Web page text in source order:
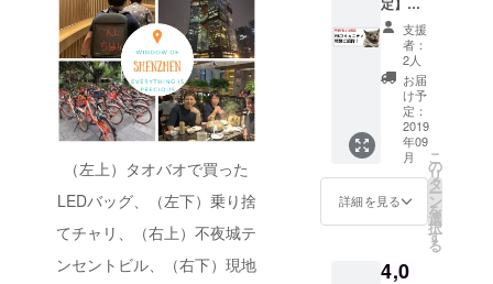
（左上）タオバオで買った
LEDバッグ、（左下）乗り捨
てチャリ、（右上）不夜城テ
ンセントビル、（右下）現地
大学3年時に
休学し、1年
間北京の中
国青年政治
学。
3ヶ月ほどで
日常会話以
上のレベル
に達し、簡
務める。
バ邸深
センご
支援者
様限定
FBグ
ループ
へのご
招待 ●
リバ邸
深セン
のメン
バーか
らのお
メッ
支援
者：
2人
お届
け予
定：
2019
年09
月
詳細を見る
こ
の
リ
タ
ー
ン
を
選
択
す
る
4,0